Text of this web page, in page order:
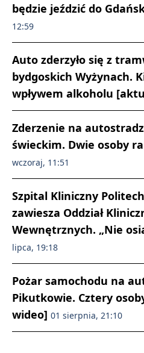
będzie jeździć do
12:59
Auto zderzyło się z
bydgoskich Wyżynach.
wpływem alkoholu
Zderzenie na
świeckim. Dwie osoby
wczoraj, 11:51
Szpital Kliniczny
zawiesza Oddział
Wewnętrznych. „Nie
lipca, 19:18
Pożar samochodu na
Pikutkowie. Cztery
wideo] 01 sierpnia, 21:10